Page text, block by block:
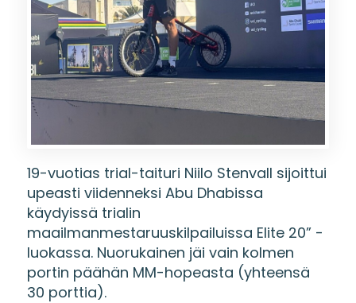
19-vuotias trial-taituri Niilo Stenvall sijoittui
upeasti viidenneksi Abu Dhabissa
käydyissä trialin
maailmanmestaruuskilpailuissa Elite 20” -
luokassa. Nuorukainen jäi vain kolmen
portin päähän MM-hopeasta (yhteensä
30 porttia).